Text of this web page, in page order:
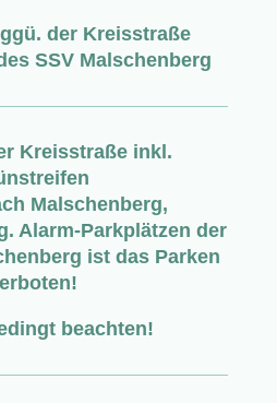
der Kreisstraße
SSV Malschenberg
Kreisstraße inkl.
Malschenberg,
Alarm-Parkplätzen der
ist das Parken
beachten!